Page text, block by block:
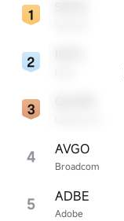
4 Broadcom
AVGO
5 Adobe
ADBE